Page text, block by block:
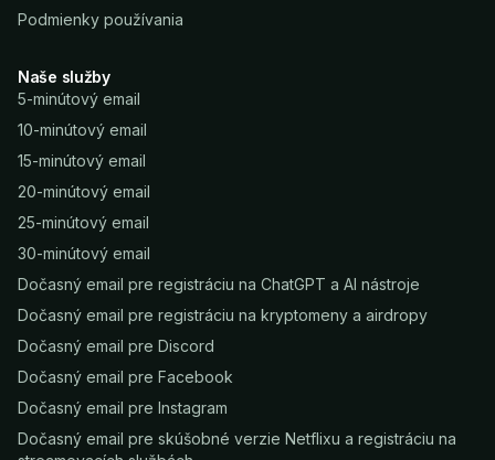
Podmienky používania
Naše služby
5-minútový email
10-minútový email
15-minútový email
20-minútový email
25-minútový email
30-minútový email
Dočasný email pre registráciu na ChatGPT a AI nástroje
Dočasný email pre registráciu na kryptomeny a airdropy
Dočasný email pre Discord
Dočasný email pre Facebook
Dočasný email pre Instagram
Dočasný email pre skúšobné verzie Netflixu a registráciu na